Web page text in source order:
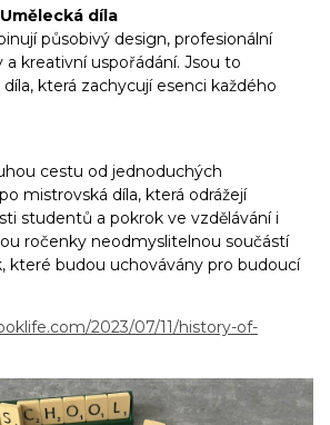
díla
působivý design, profesionální
kreativní uspořádání. Jsou to
která zachycují esenci každého
cestu od jednoduchých
mistrovská díla, která odrážejí
studentů a pokrok ve vzdělávání i
ročenky neodmyslitelnou součástí
které budou uchovávány pro budoucí
2023/07/11/history-of-